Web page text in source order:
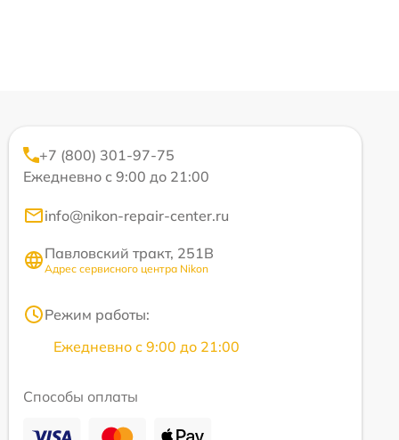
+7 (800) 301-97-75
Ежедневно с 9:00 до 21:00
info@nikon-repair-center.ru
Павловский тракт, 251В
Адрес сервисного центра Nikon
Режим работы:
Ежедневно с 9:00 до 21:00
Способы оплаты